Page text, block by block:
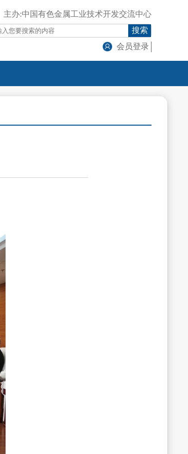
主办:中国有色金属工业技术开发交流中心
搜索
会员登录